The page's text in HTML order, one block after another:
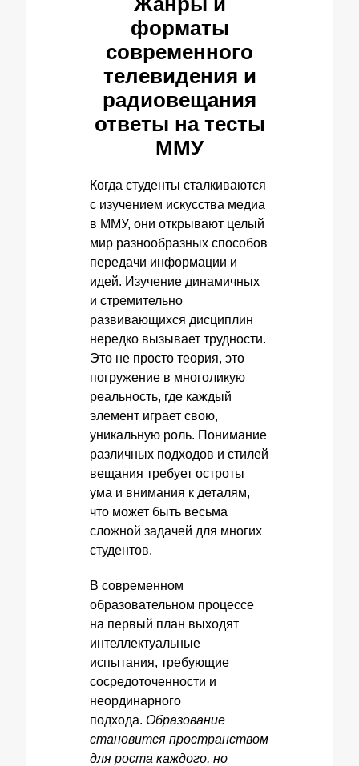
форматы
современного
телевидения и
радиовещания
ответы на тесты
ММУ
Когда студенты сталкиваются
с изучением искусства медиа
в ММУ, они открывают целый
мир разнообразных способов
передачи информации и
идей. Изучение динамичных
и стремительно
развивающихся дисциплин
нередко вызывает трудности.
Это не просто теория, это
погружение в многоликую
реальность, где каждый
элемент играет свою,
уникальную роль. Понимание
различных подходов и стилей
вещания требует остроты
ума и внимания к деталям,
что может быть весьма
сложной задачей для многих
студентов.
В современном
образовательном процессе
на первый план выходят
интеллектуальные
испытания, требующие
сосредоточенности и
неординарного
подхода. Образование
становится пространством
для роста каждого, но